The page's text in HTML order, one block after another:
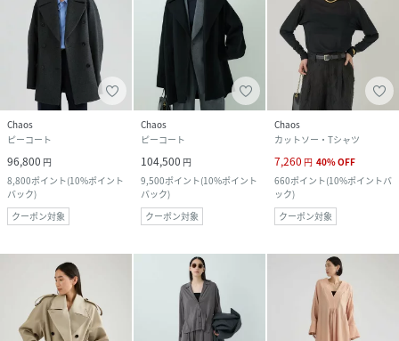
Chaos
ピーコート
96,800 円
8,800ポイント(10%ポイント
バック)
クーポン対象
Chaos
ピーコート
104,500 円
9,500ポイント(10%ポイント
バック)
クーポン対象
Chaos
カットソー・Tシャツ
7,260 円 40%OFF
660ポイント(10%ポイントバ
ック)
クーポン対象